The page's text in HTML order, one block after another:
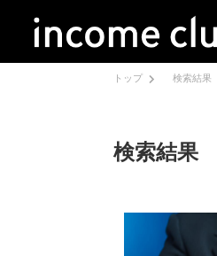
トップ 検索結果
検索結果